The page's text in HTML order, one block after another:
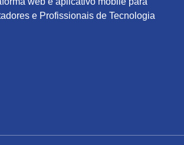
e Profissionais de Tecnologia